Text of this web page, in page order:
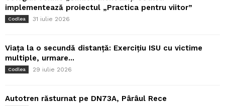
implementează proiectul „Practica pentru viitor”
Codlea 31 iulie 2026
Viața la o secundă distanță: Exercițiu ISU cu victime
multiple, urmare...
Codlea 29 iulie 2026
Autotren răsturnat pe DN73A, Pârâul Rece